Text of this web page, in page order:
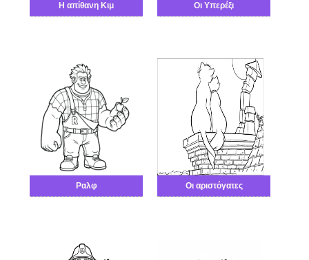
Η απίθανη Κιμ Οι Υπερέξι
Ραλφ Οι αριστόγατες